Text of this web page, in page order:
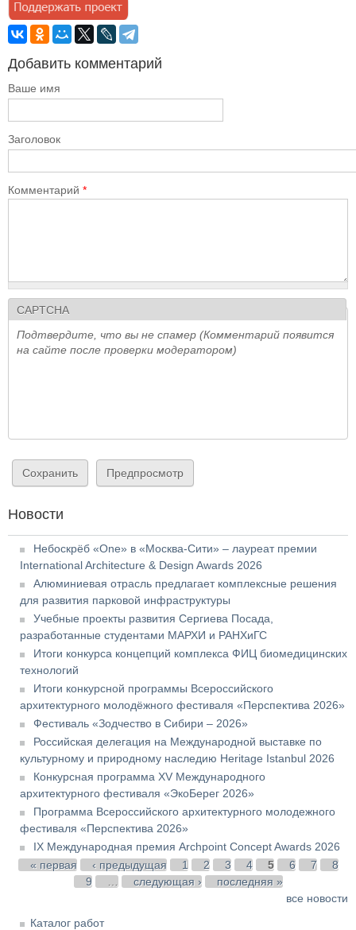
Добавить комментарий
Ваше имя
Заголовок
Комментарий *
CAPTCHA
Подтвердите, что вы не спамер (Комментарий появится
на сайте после проверки модератором)
Новости
Небоскрёб «One» в «Москва-Сити» – лауреат премии
International Architecture & Design Awards 2026
Алюминиевая отрасль предлагает комплексные решения
для развития парковой инфраструктуры
Учебные проекты развития Сергиева Посада,
разработанные студентами МАРХИ и РАНХиГС
Итоги конкурса концепций комплекса ФИЦ биомедицинских
технологий
Итоги конкурсной программы Всероссийского
архитектурного молодёжного фестиваля «Перспектива 2026»
Фестиваль «Зодчество в Сибири – 2026»
Российская делегация на Международной выставке по
культурному и природному наследию Heritage Istanbul 2026
Конкурсная программа XV Международного
архитектурного фестиваля «ЭкоБерег 2026»
Программа Всероссийского архитектурного молодежного
фестиваля «Перспектива 2026»
IX Международная премия Archpoint Concept Awards 2026
Страницы
« первая ‹ предыдущая 1 2 3 4 5 6 7
8
9
следующая ›
последняя »
все новости
Каталог работ